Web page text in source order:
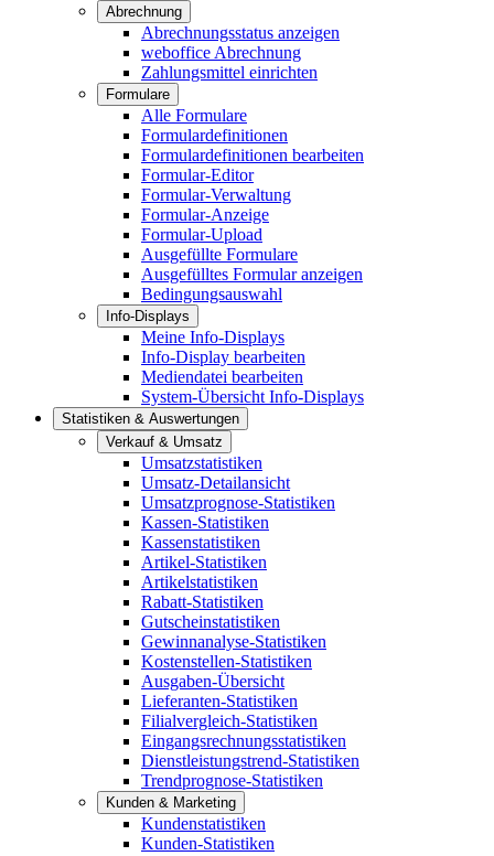
Abrechnung
Abrechnungsstatus anzeigen
weboffice Abrechnung
Zahlungsmittel einrichten
Formulare
Alle Formulare
Formulardefinitionen
Formulardefinitionen bearbeiten
Formular-Editor
Formular-Verwaltung
Formular-Anzeige
Formular-Upload
Ausgefüllte Formulare
Ausgefülltes Formular anzeigen
Bedingungsauswahl
Info-Displays
Meine Info-Displays
Info-Display bearbeiten
Mediendatei bearbeiten
System-Übersicht Info-Displays
Statistiken & Auswertungen
Verkauf & Umsatz
Umsatzstatistiken
Umsatz-Detailansicht
Umsatzprognose-Statistiken
Kassen-Statistiken
Kassenstatistiken
Artikel-Statistiken
Artikelstatistiken
Rabatt-Statistiken
Gutscheinstatistiken
Gewinnanalyse-Statistiken
Kostenstellen-Statistiken
Ausgaben-Übersicht
Lieferanten-Statistiken
Filialvergleich-Statistiken
Eingangsrechnungsstatistiken
Dienstleistungstrend-Statistiken
Trendprognose-Statistiken
Kunden & Marketing
Kundenstatistiken
Kunden-Statistiken